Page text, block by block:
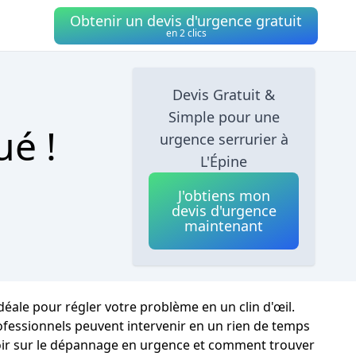
Obtenir un devis d'urgence gratuit
en 2 clics
!
Devis Gratuit &
Simple pour une
urgence serrurier à
L'Épine
J'obtiens mon
devis d'urgence
maintenant
pour régler votre problème en un clin d'œil.
peuvent intervenir en un rien de temps
sur le dépannage en urgence et comment trouver